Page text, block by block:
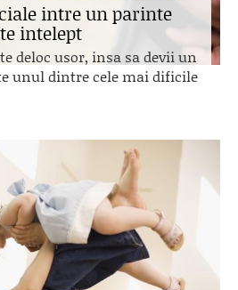
intre un parinte
intelept
deloc usor, insa sa devii un
unul dintre cele mai dificile